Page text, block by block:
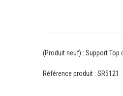
(Produit neuf) : Support Top
Référence produit : SR5121